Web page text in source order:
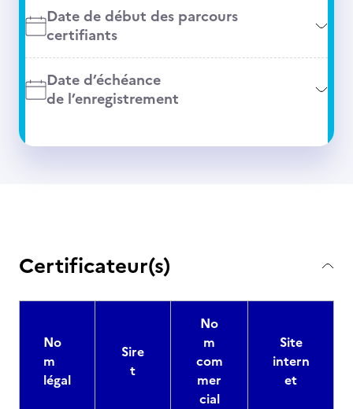
Date de début des parcours
certifiants
Date d’échéance
de l’enregistrement
Certificateur(s)
No
m
légal
Sire
t
No
m
com
mer
cial
Site
intern
et